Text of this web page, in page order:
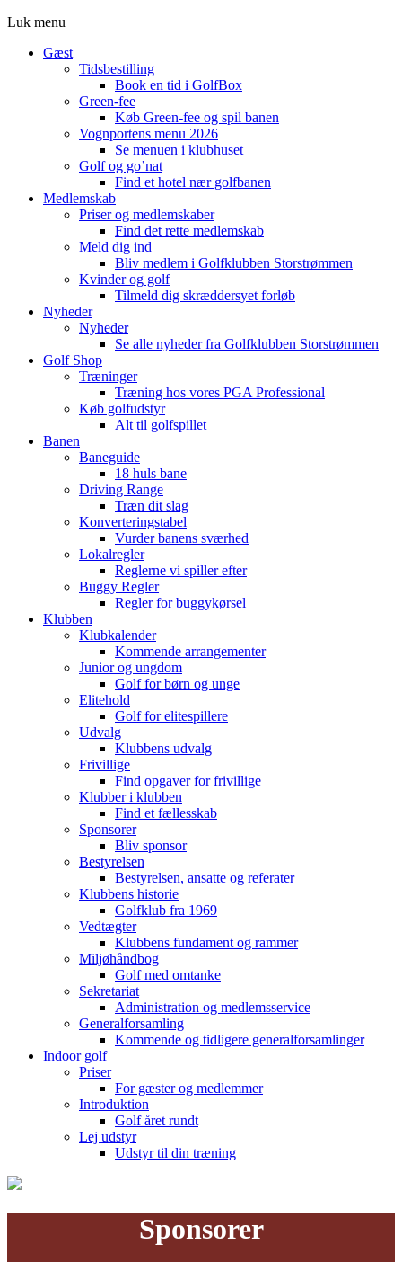
Luk menu
Gæst
Tidsbestilling
Book en tid i GolfBox
Green-fee
Køb Green-fee og spil banen
Vognportens menu 2026
Se menuen i klubhuset
Golf og go’nat
Find et hotel nær golfbanen
Medlemskab
Priser og medlemskaber
Find det rette medlemskab
Meld dig ind
Bliv medlem i Golfklubben Storstrømmen
Kvinder og golf
Tilmeld dig skræddersyet forløb
Nyheder
Nyheder
Se alle nyheder fra Golfklubben Storstrømmen
Golf Shop
Træninger
Træning hos vores PGA Professional
Køb golfudstyr
Alt til golfspillet
Banen
Baneguide
18 huls bane
Driving Range
Træn dit slag
Konverteringstabel
Vurder banens sværhed
Lokalregler
Reglerne vi spiller efter
Buggy Regler
Regler for buggykørsel
Klubben
Klubkalender
Kommende arrangementer
Junior og ungdom
Golf for børn og unge
Elitehold
Golf for elitespillere
Udvalg
Klubbens udvalg
Frivillige
Find opgaver for frivillige
Klubber i klubben
Find et fællesskab
Sponsorer
Bliv sponsor
Bestyrelsen
Bestyrelsen, ansatte og referater
Klubbens historie
Golfklub fra 1969
Vedtægter
Klubbens fundament og rammer
Miljøhåndbog
Golf med omtanke
Sekretariat
Administration og medlemsservice
Generalforsamling
Kommende og tidligere generalforsamlinger
Indoor golf
Priser
For gæster og medlemmer
Introduktion
Golf året rundt
Lej udstyr
Udstyr til din træning
Sponsorer